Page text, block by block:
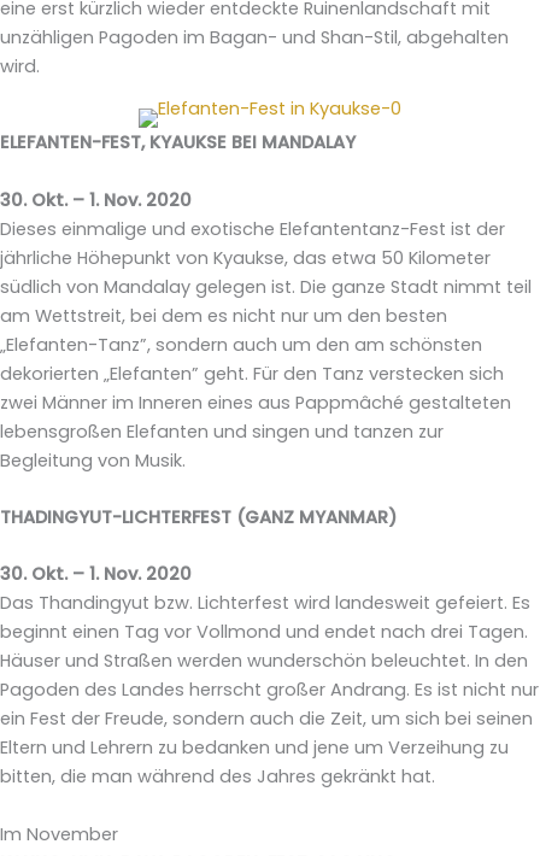
eine erst kürzlich wieder entdeckte Ruinenlandschaft mit
unzähligen Pagoden im Bagan- und Shan-Stil, abgehalten
wird.
ELEFANTEN-FEST, KYAUKSE BEI MANDALAY
30. Okt. – 1. Nov. 2020
Dieses einmalige und exotische Elefantentanz-Fest ist der
jährliche Höhepunkt von Kyaukse, das etwa 50 Kilometer
südlich von Mandalay gelegen ist. Die ganze Stadt nimmt teil
am Wettstreit, bei dem es nicht nur um den besten
„Elefanten-Tanz”, sondern auch um den am schönsten
dekorierten „Elefanten” geht. Für den Tanz verstecken sich
zwei Männer im Inneren eines aus Pappmâché gestalteten
lebensgroßen Elefanten und singen und tanzen zur
Begleitung von Musik.
THADINGYUT-LICHTERFEST (GANZ MYANMAR)
30. Okt. – 1. Nov. 2020
Das Thandingyut bzw. Lichterfest wird landesweit gefeiert. Es
beginnt einen Tag vor Vollmond und endet nach drei Tagen.
Häuser und Straßen werden wunderschön beleuchtet. In den
Pagoden des Landes herrscht großer Andrang. Es ist nicht nur
ein Fest der Freude, sondern auch die Zeit, um sich bei seinen
Eltern und Lehrern zu bedanken und jene um Verzeihung zu
bitten, die man während des Jahres gekränkt hat.
Im November